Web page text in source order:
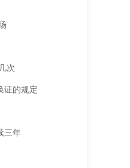
次
证的规定
三年